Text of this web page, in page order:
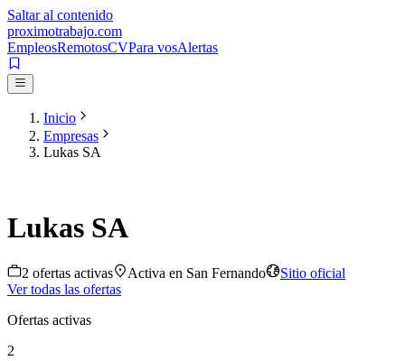
Saltar al contenido
proximotrabajo.com
EmpleosRemotosCVPara vosAlertas
Inicio
Empresas
Lukas SA
Lukas SA
2 ofertas activas Activa en San Fernando
Sitio oficial
Ver todas las ofertas
Ofertas activas
2